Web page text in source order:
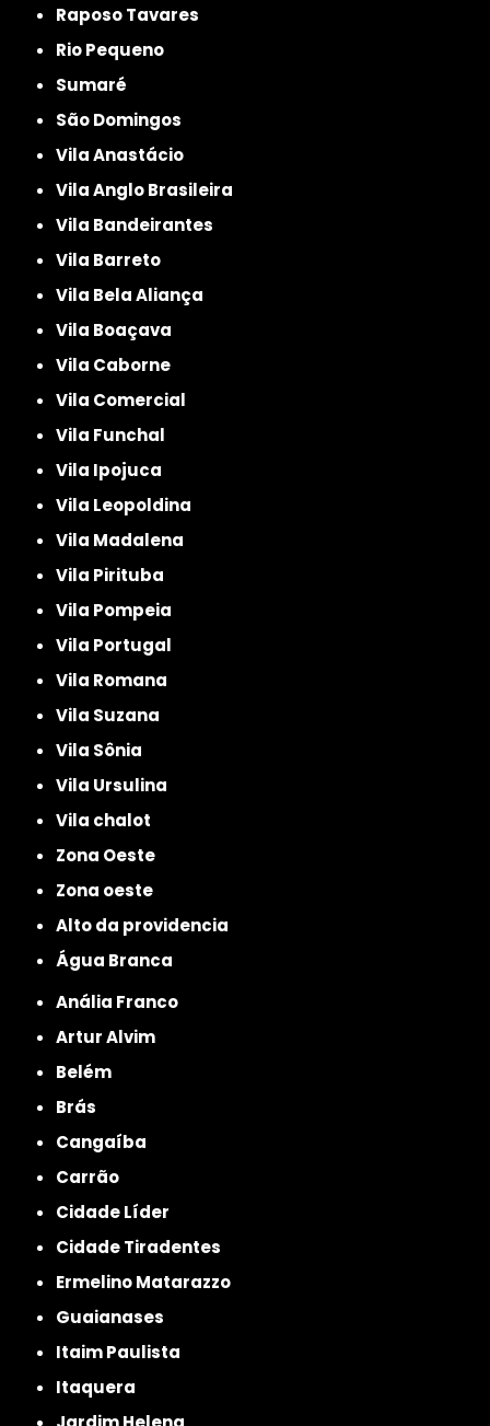
Raposo Tavares
Rio Pequeno
Sumaré
São Domingos
Vila Anastácio
Vila Anglo Brasileira
Vila Bandeirantes
Vila Barreto
Vila Bela Aliança
Vila Boaçava
Vila Caborne
Vila Comercial
Vila Funchal
Vila Ipojuca
Vila Leopoldina
Vila Madalena
Vila Pirituba
Vila Pompeia
Vila Portugal
Vila Romana
Vila Suzana
Vila Sônia
Vila Ursulina
Vila chalot
Zona Oeste
Zona oeste
alto da providencia
Água Branca
Anália Franco
Artur Alvim
Belém
Brás
Cangaíba
Carrão
Cidade Líder
Cidade Tiradentes
Ermelino Matarazzo
Guaianases
Itaim Paulista
Itaquera